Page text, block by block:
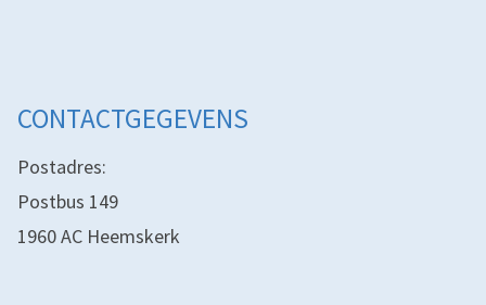
CONTACTGEGEVENS
Postadres:
Postbus 149
1960 AC Heemskerk